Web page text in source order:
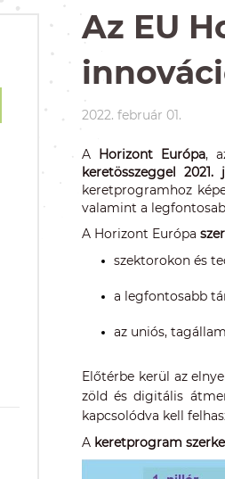
Az EU
2022. február 01.
A Horizont Európa,
keretösszeggel
keretprogramhoz
valamint a
A Horizont Európa
szektorokon és
a legfontosabb
az uniós,
Előtérbe kerül az
zöld és digitális
kapcsolódva kell
A keretprogram